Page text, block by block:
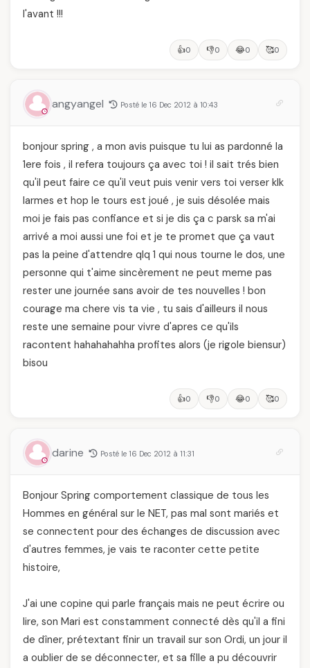
l'avant !!!
👍0 👎0 😂0 🥰0
angyangel Posté le 16 Dec 2012 à 10:43
bonjour spring , a mon avis puisque tu lui as pardonné la
1ere fois , il refera toujours ça avec toi ! il sait trés bien
qu'il peut faire ce qu'il veut puis venir vers toi verser klk
larmes et hop le tours est joué , je suis désolée mais
moi je fais pas confiance et si je dis ça c parsk sa m'ai
arrivé a moi aussi une foi et je te promet que ça vaut
pas la peine d'attendre qlq 1 qui nous tourne le dos, une
personne qui t'aime sincèrement ne peut meme pas
rester une journée sans avoir de tes nouvelles ! bon
courage ma chere vis ta vie , tu sais d'ailleurs il nous
reste une semaine pour vivre d'apres ce qu'ils
racontent hahahahahha profites alors (je rigole biensur)
bisou
👍0 👎0 😂0 🥰0
darine Posté le 16 Dec 2012 à 11:31
Bonjour Spring comportement classique de tous les
Hommes en général sur le NET, pas mal sont mariés et
se connectent pour des échanges de discussion avec
d'autres femmes, je vais te raconter cette petite
histoire,
J'ai une copine qui parle français mais ne peut écrire ou
lire, son Mari est constamment connecté dès qu'il a fini
de dîner, prétextant finir un travail sur son Ordi, un jour il
a oublier de se déconnecter, et sa fille a pu découvrir